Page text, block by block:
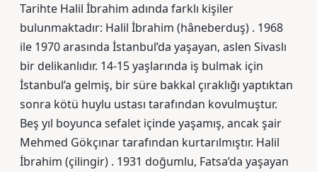
Tarihte Halil İbrahim adında farklı kişiler
bulunmaktadır: Halil İbrahim (hâneberduş) . 1968
ile 1970 arasında İstanbul’da yaşayan, aslen Sivaslı
bir delikanlıdır. 14-15 yaşlarında iş bulmak için
İstanbul’a gelmiş, bir süre bakkal çıraklığı yaptıktan
sonra kötü huylu ustası tarafından kovulmuştur.
Beş yıl boyunca sefalet içinde yaşamış, ancak şair
Mehmed Gökçınar tarafından kurtarılmıştır. Halil
İbrahim (çilingir) . 1931 doğumlu, Fatsa’da yaşayan